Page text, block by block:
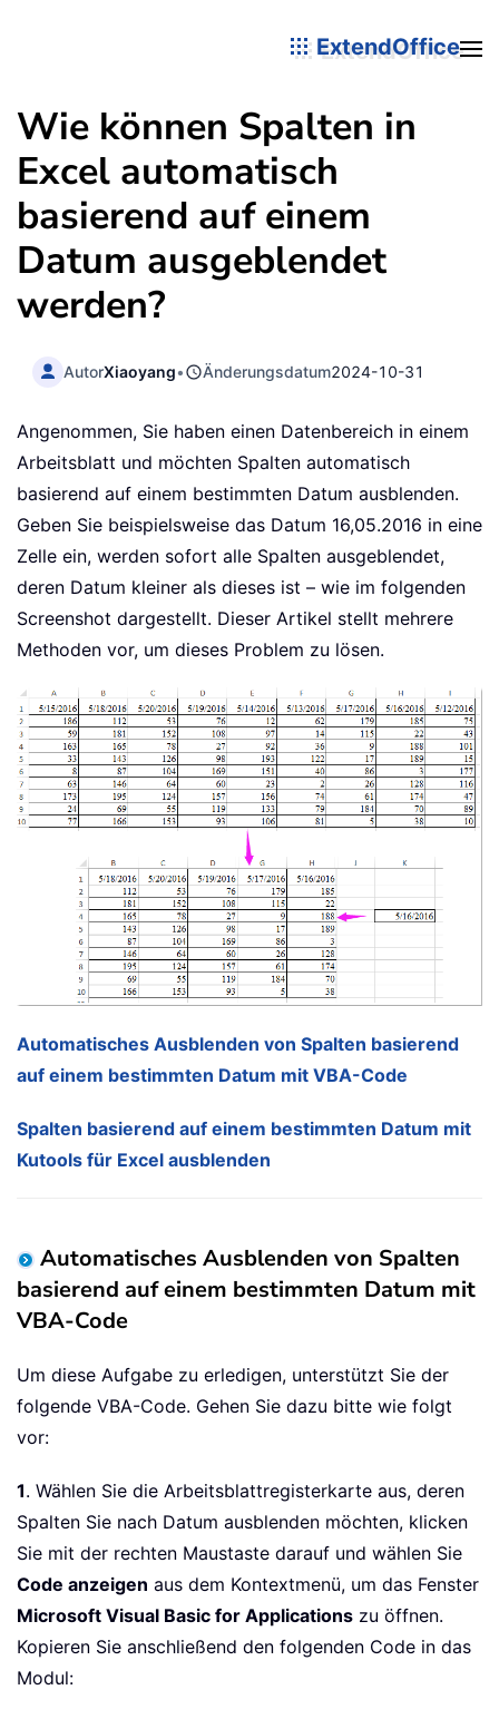
ExtendOffice
Wie können Spalten in
Excel automatisch
basierend auf einem
Datum ausgeblendet
werden?
AutorXiaoyang• Änderungsdatum2024-10-31
Angenommen, Sie haben einen Datenbereich in einem
Arbeitsblatt und möchten Spalten automatisch
basierend auf einem bestimmten Datum ausblenden.
Geben Sie beispielsweise das Datum 16,05.2016 in eine
Zelle ein, werden sofort alle Spalten ausgeblendet,
deren Datum kleiner als dieses ist – wie im folgenden
Screenshot dargestellt. Dieser Artikel stellt mehrere
Methoden vor, um dieses Problem zu lösen.
Automatisches Ausblenden von Spalten basierend
auf einem bestimmten Datum mit VBA-Code
Spalten basierend auf einem bestimmten Datum mit
Kutools für Excel ausblenden
Automatisches Ausblenden von Spalten
basierend auf einem bestimmten Datum mit
VBA-Code
Um diese Aufgabe zu erledigen, unterstützt Sie der
folgende VBA-Code. Gehen Sie dazu bitte wie folgt
vor:
1. Wählen Sie die Arbeitsblattregisterkarte aus, deren
Spalten Sie nach Datum ausblenden möchten, klicken
Sie mit der rechten Maustaste darauf und wählen Sie
Code anzeigen aus dem Kontextmenü, um das Fenster
Microsoft Visual Basic for Applications zu öffnen.
Kopieren Sie anschließend den folgenden Code in das
Modul: